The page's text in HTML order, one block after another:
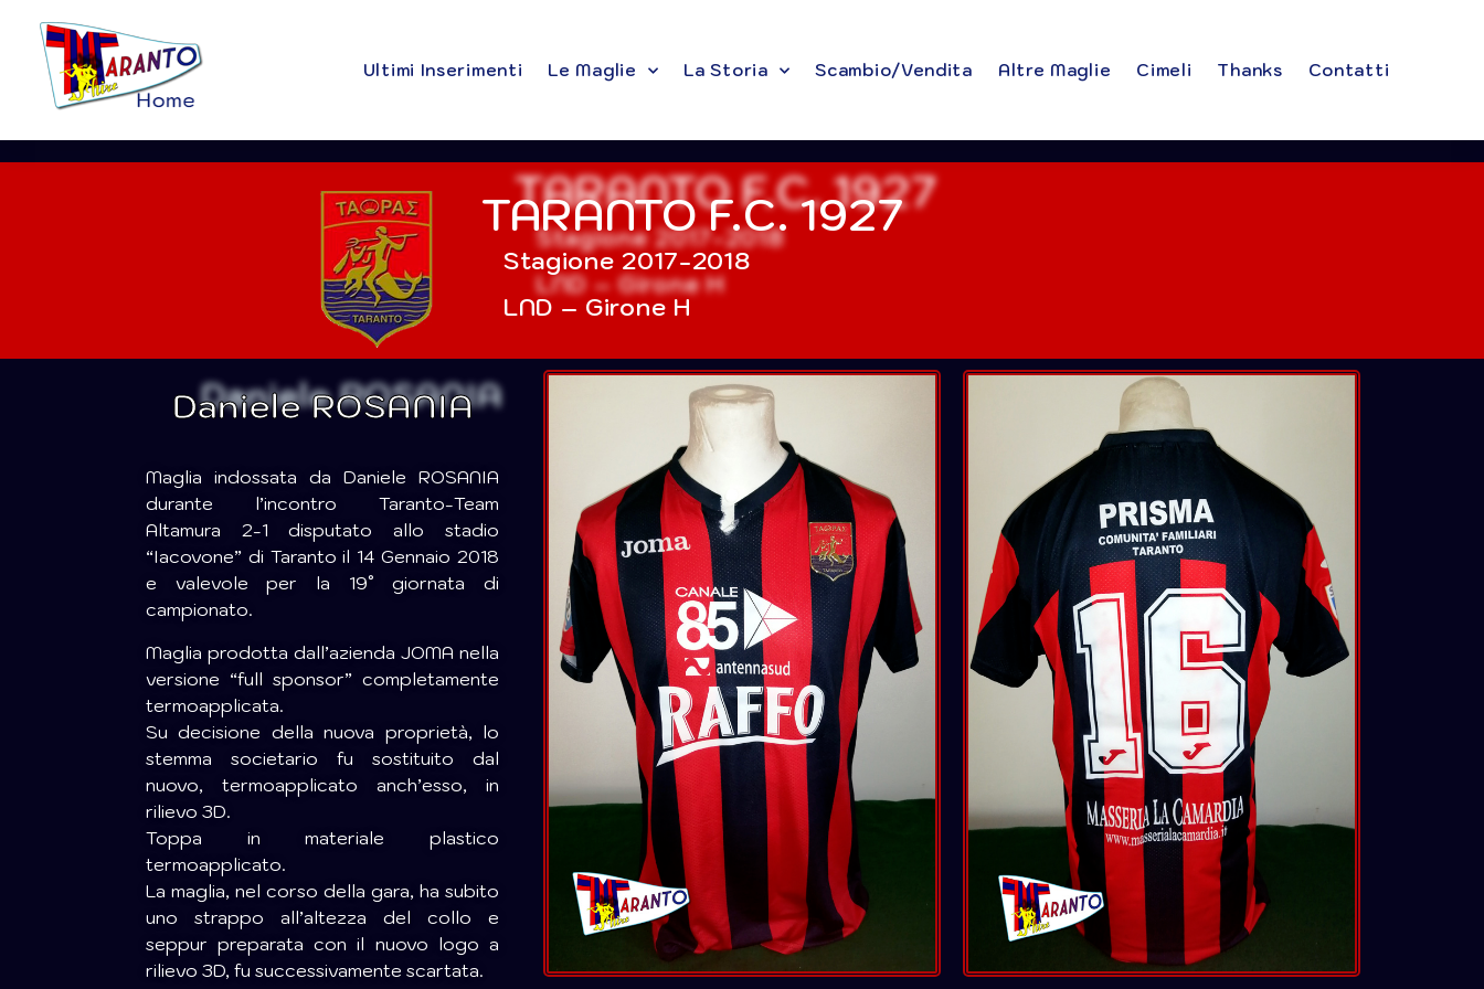
Ultimi Inserimenti Le Maglie La Storia Scambio/Vendita Altre Maglie Cimeli Thanks Contatti
TARANTO F.C. 1927
Stagione 2017-2018
LND – Girone H
Daniele ROSANIA
Maglia indossata da Daniele ROSANIA
durante l’incontro Taranto-Team
Altamura 2-1 disputato allo stadio
“Iacovone” di Taranto il 14 Gennaio 2018
e valevole per la 19° giornata di
campionato.
Maglia prodotta dall’azienda JOMA nella
versione “full sponsor” completamente
termoapplicata.
Su decisione della nuova proprietà, lo
stemma societario fu sostituito dal
nuovo, termoapplicato anch’esso, in
rilievo 3D.
Toppa in materiale plastico
termoapplicato.
La maglia, nel corso della gara, ha subito
uno strappo all’altezza del collo e
seppur preparata con il nuovo logo a
rilievo 3D, fu successivamente scartata.